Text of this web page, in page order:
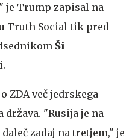
je Trump zapisal na
Truth Social tik pred
Ši
ZDA več jedrskega
"Rusija je na
zadaj na tretjem," je